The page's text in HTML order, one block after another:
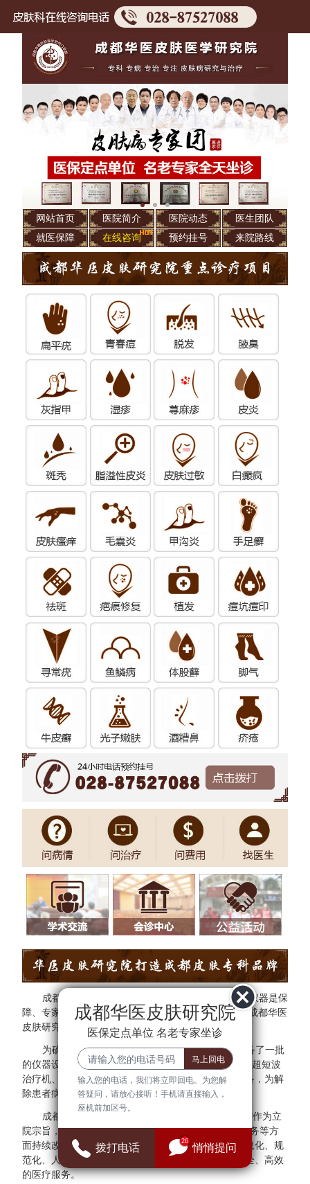
网站首页 医院简介 医院动态
医生团队
就医保障
在线咨询 预约挂号 来院路线
成都华医皮肤研究院秉承"医院环境是基础、设备仪器是保
障、专家团队是核心"的方针。为了更好的服务于民，成都华医
皮肤研究院与多家三甲医院专家建立专家会诊中心。
为确保医疗质量与安全，成都华医皮肤研究院配备了一批
的仪器设备，拥有308准分子光治疗仪、红宝石激光、超短波
治疗机、射频治疗仪、窄谱UVB治疗仪等检查诊断设备，为解
除患者病症提供可靠的保障。
成都华医皮肤研究院始终把"群众满意、患者放心"作为立
院宗旨，并借鉴医院JCI认证标准，在医疗、管理、服务等方
面持续改进，全面建设现代化、科学化、标准化、信息化、规
范化、人性化的医院，努力为广大患者提供优质、安全、高效
的医疗服务。
成都华医皮肤研究院
医保定点单位 名老专家坐诊
输入您的电话，我们将立即回电。为您解
答疑问，请放心接听！手机请直接输入，
座机前加区号。
拨打电话
26
悄悄提问